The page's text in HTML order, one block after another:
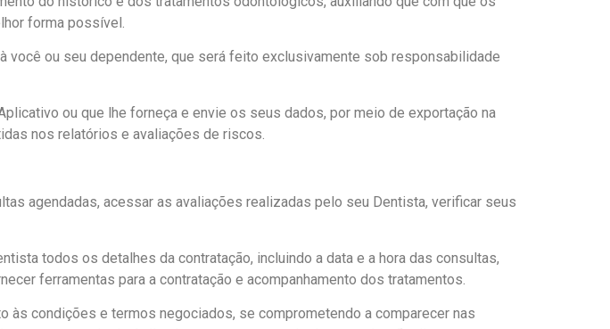
forma possível.
ou seu dependente, que será feito exclusivamente sob responsabilidade
ou que lhe forneça e envie os seus dados, por meio de exportação na
nos relatórios e avaliações de riscos.
agendadas, acessar as avaliações realizadas pelo seu Dentista, verificar seus
todos os detalhes da contratação, incluindo a data e a hora das consultas,
ferramentas para a contratação e acompanhamento dos tratamentos.
às condições e termos negociados, se comprometendo a comparecer nas